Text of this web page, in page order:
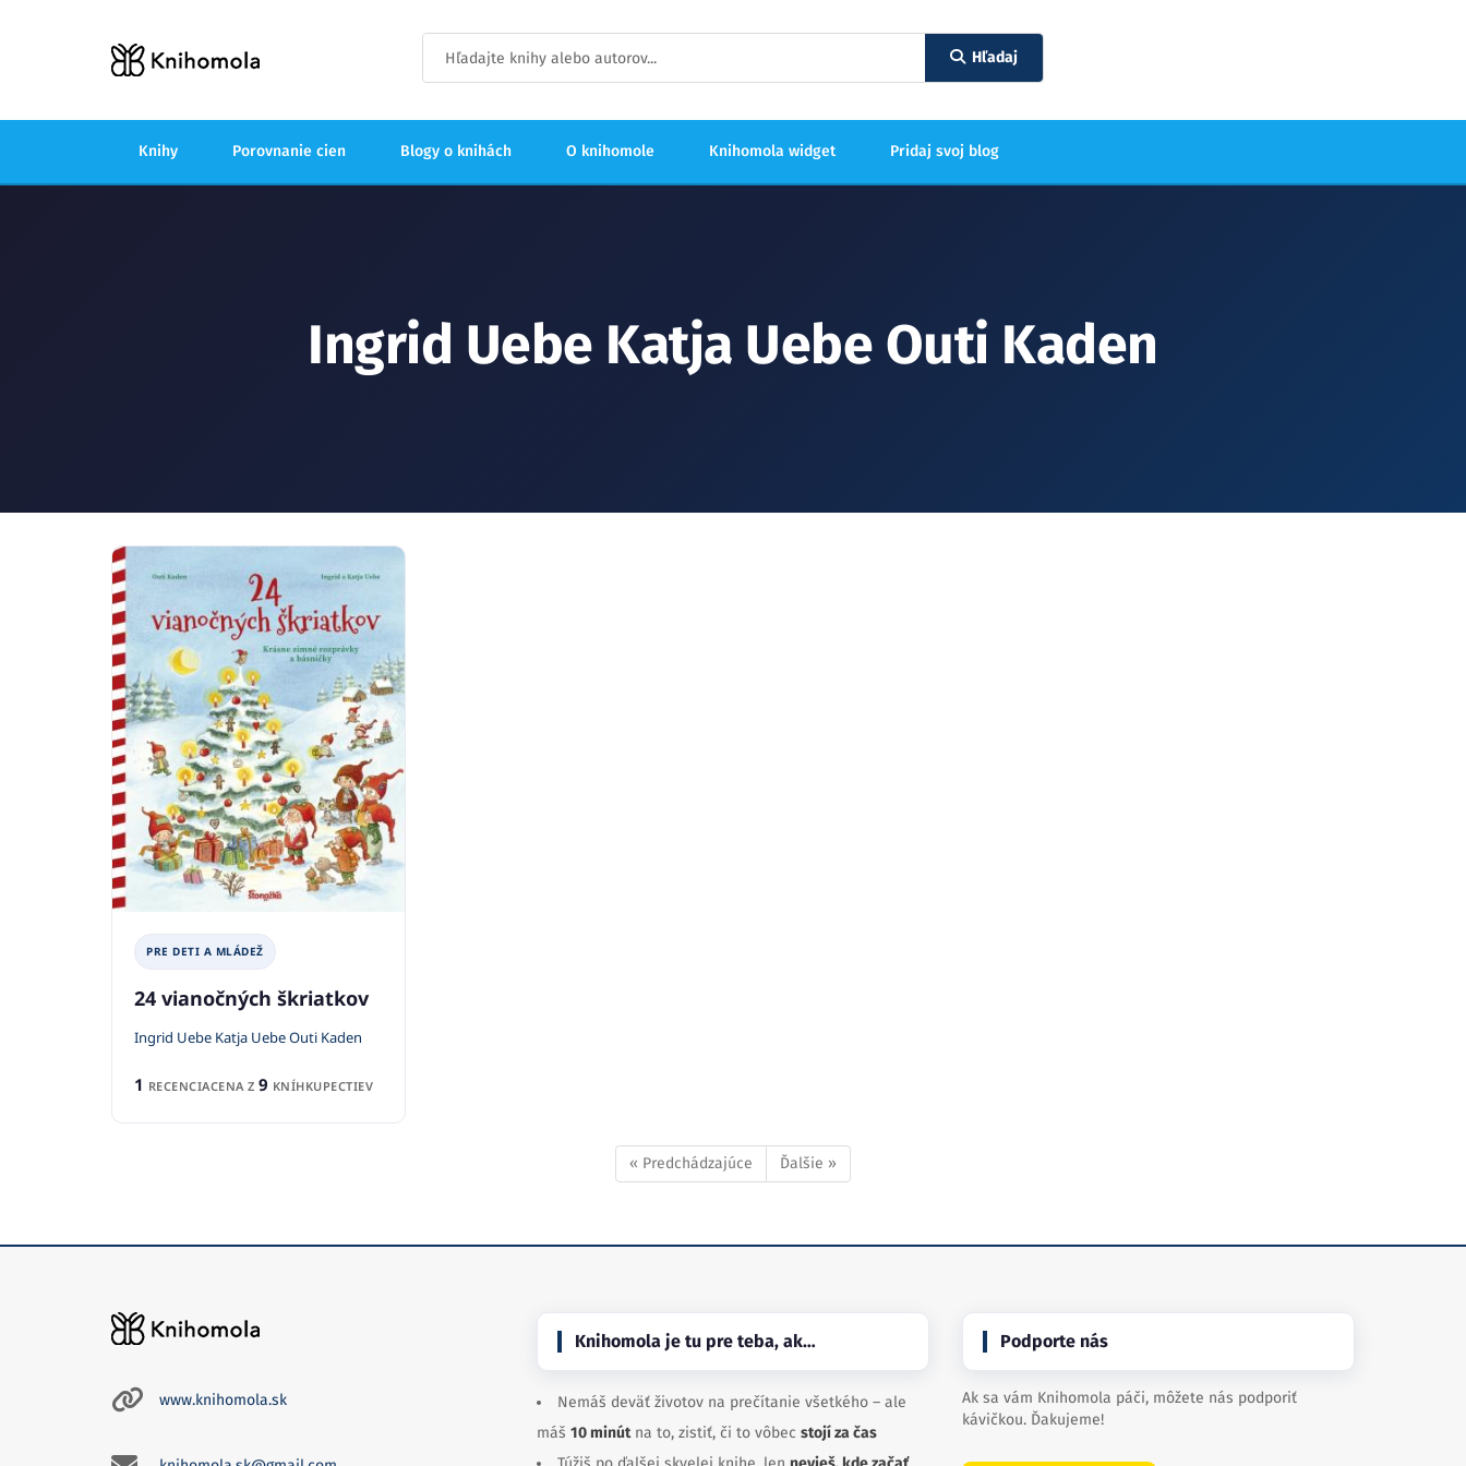
Hľadaj
Knihy Porovnanie cien Blogy o knihách O knihomole Knihomola widget Pridaj svoj blog
Ingrid Uebe Katja Uebe Outi Kaden
PRE DETI A MLÁDEŽ
24 vianočných škriatkov
Ingrid Uebe Katja Uebe Outi Kaden
1 RECENCIACENA Z 9 KNÍHKUPECTIEV
« Predchádzajúce Ďalšie »
www.knihomola.sk
Knihomola je tu pre teba, ak…
Nemáš deväť životov na prečítanie všetkého – ale
máš 10 minútna to, zistiť, či to vôbec stojí za čas
Podporte nás
Ak sa vám Knihomola páči, môžete nás podporiť
kávičkou. Ďakujeme!